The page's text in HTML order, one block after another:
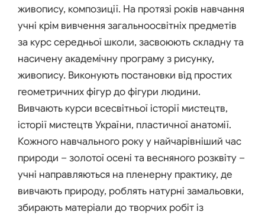
живопису, композиції. На протязі років навчання
учні крім вивчення загальноосвітніх предметів
за курс середньої школи, засвоюють складну та
насичену академічну програму з рисунку,
живопису. Виконують постановки від простих
геометричних фігур до фігури людини.
Вивчають курси всесвітньої історії мистецтв,
історії мистецтв України, пластичної анатомії.
Кожного навчального року у найчарівніший час
природи – золотої осені та весняного розквіту –
учні направляються на пленерну практику, де
вивчають природу, роблять натурні замальовки,
збирають матеріали до творчих робіт із